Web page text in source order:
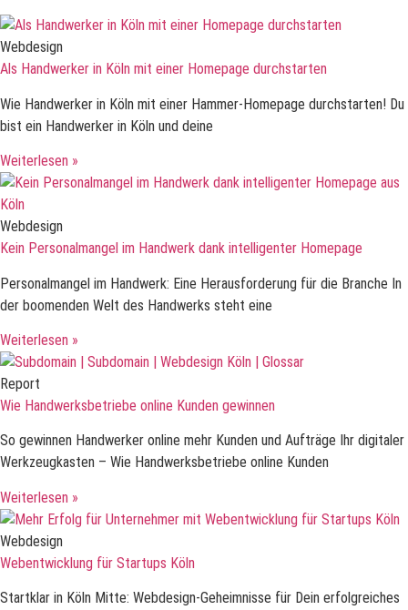
Webdesign
Als Handwerker in Köln mit einer Homepage durchstarten
Wie Handwerker in Köln mit einer Hammer-Homepage durchstarten! Du
bist ein Handwerker in Köln und deine
Weiterlesen »
Webdesign
Kein Personalmangel im Handwerk dank intelligenter Homepage
Personalmangel im Handwerk: Eine Herausforderung für die Branche In
der boomenden Welt des Handwerks steht eine
Weiterlesen »
Report
Wie Handwerksbetriebe online Kunden gewinnen
So gewinnen Handwerker online mehr Kunden und Aufträge Ihr digitaler
Werkzeugkasten – Wie Handwerksbetriebe online Kunden
Weiterlesen »
Webdesign
Webentwicklung für Startups Köln
Startklar in Köln Mitte: Webdesign-Geheimnisse für Dein erfolgreiches